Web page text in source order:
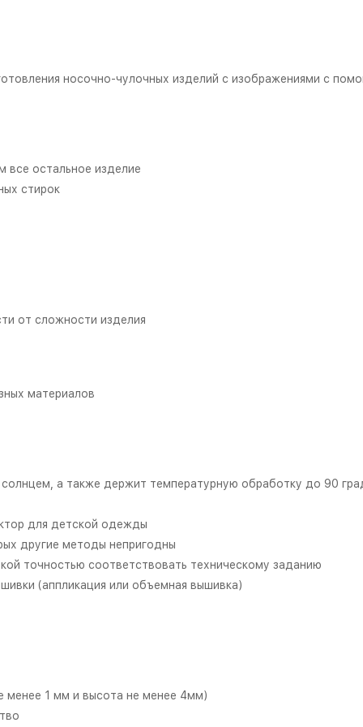
носочно-чулочных изделий с изображениями с
все остальное изделие
стирок
от сложности изделия
материалов
а также держит температурную обработку до 90
для детской одежды
другие методы непригодны
точностью соответствовать техническому заданию
(аппликация или объемная вышивка)
менее 1 мм и высота не менее 4мм)